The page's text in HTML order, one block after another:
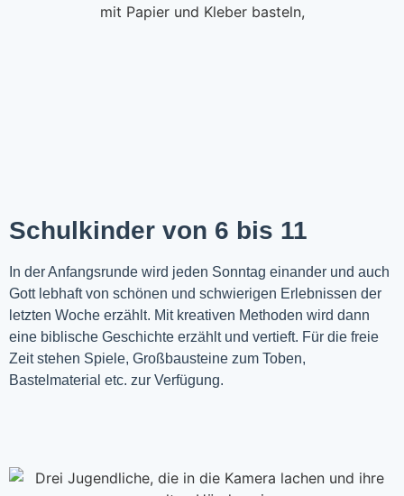
Schulkinder von 6 bis 11
In der Anfangsrunde wird jeden Sonntag einander und auch
Gott lebhaft von schönen und schwierigen Erlebnissen der
letzten Woche erzählt. Mit kreativen Methoden wird dann
eine biblische Geschichte erzählt und vertieft. Für die freie
Zeit stehen Spiele, Großbausteine zum Toben,
Bastelmaterial etc. zur Verfügung.